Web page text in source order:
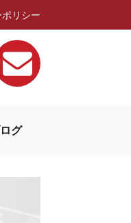
リシー
グ